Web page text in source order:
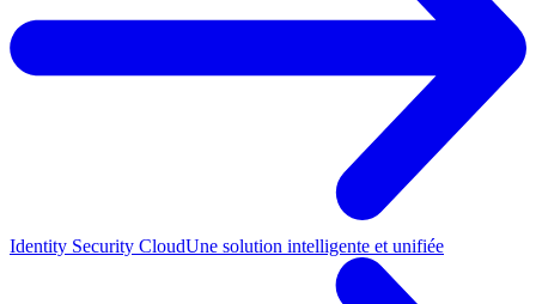
Identity Security CloudUne solution intelligente et unifiée